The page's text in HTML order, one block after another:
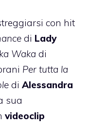
con hit
di Lady
Waka di
Per tutta la
di Alessandra
sua
videoclip